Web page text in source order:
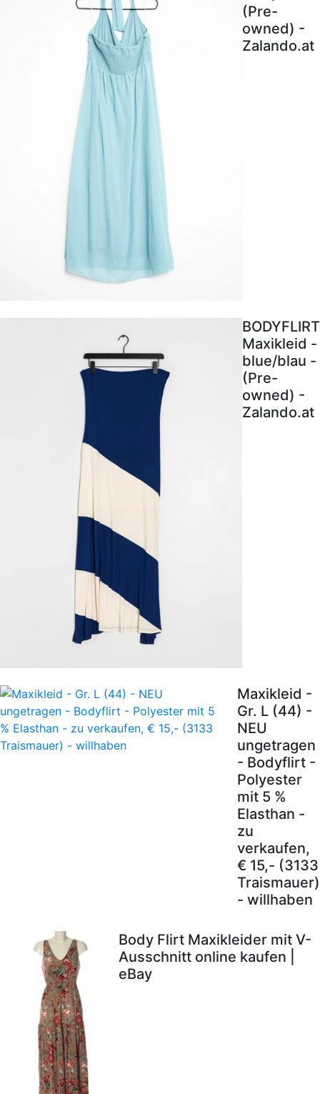
(Pre-
owned) -
Zalando.at
BODYFLIRT
Maxikleid -
blue/blau -
(Pre-
owned) -
Zalando.at
Maxikleid -
Gr. L (44) -
NEU
ungetragen
- Bodyflirt -
Polyester
mit 5 %
Elasthan -
zu
verkaufen,
€ 15,- (3133
Traismauer)
- willhaben
Body Flirt Maxikleider mit V-
Ausschnitt online kaufen |
eBay